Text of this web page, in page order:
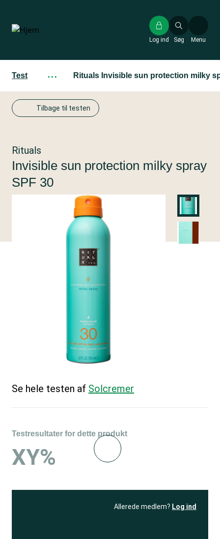
hovedindhold
Søg
Log ind Menu
Test ··· Rituals Invisible sun protection milky
Tilbage til testen
Rituals
Invisible sun protection milky spray
SPF 30
Se hele testen af Solcremer
Testresultater for dette produkt
XY%
Allerede medlem? Log ind